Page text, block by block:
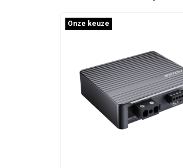
Onze keuze